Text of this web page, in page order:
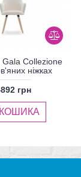
Gala Collezione
ніжках
грн